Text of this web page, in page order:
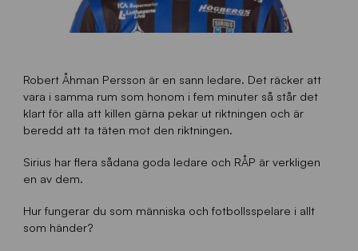
Robert Åhman Persson är en sann ledare. Det räcker att
vara i samma rum som honom i fem minuter så står det
klart för alla att killen gärna pekar ut riktningen och är
beredd att ta täten mot den riktningen.
Sirius har flera sådana goda ledare och RÅP är verkligen
en av dem.
Hur fungerar du som människa och fotbollsspelare i allt
som händer?